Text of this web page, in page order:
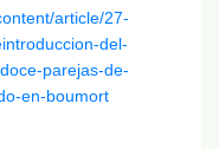
article/27-
del-
parejas-de-
en-boumort